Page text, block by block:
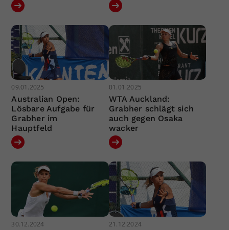
09.01.2025
Australian Open:
Lösbare Aufgabe für
Grabher im
Hauptfeld
01.01.2025
WTA Auckland:
Grabher schlägt sich
auch gegen Osaka
wacker
30.12.2024 21.12.2024